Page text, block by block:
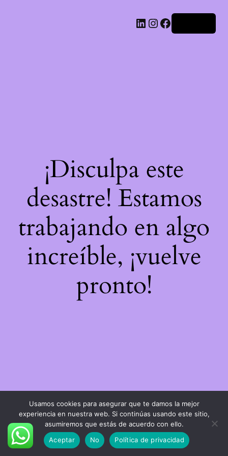
LinkedIn
Instagram
Facebook
¡Disculpa este
desastre! Estamos
trabajando en algo
increíble, ¡vuelve
pronto!
Usamos cookies para asegurar que te damos la mejor
experiencia en nuestra web. Si continúas usando este sitio,
asumiremos que estás de acuerdo con ello.
Aceptar
No Política de privacidad